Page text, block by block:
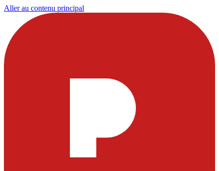
Aller au contenu principal